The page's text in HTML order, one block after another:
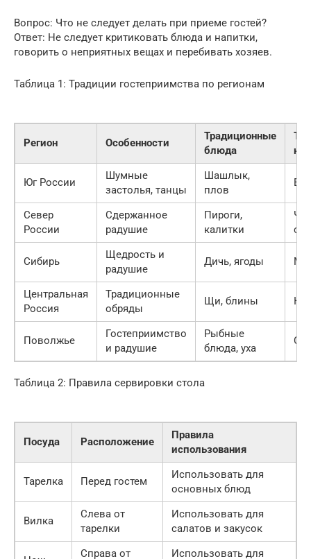
Вопрос: Что не следует делать при приеме гостей?
Ответ: Не следует критиковать блюда и напитки,
говорить о неприятных вещах и перебивать хозяев.
Таблица 1: Традиции гостеприимства по регионам
Регион Особенности
Традиционные
блюда
Юг России
Шумные
застолья, танцы
Шашлык,
плов
Север
России
Сдержанное
радушие
Пироги,
калитки
Сибирь
Щедрость и
радушие
Дичь, ягоды
Центральная
Россия
Традиционные
обряды
Щи, блины
Поволжье
Гостеприимство
и радушие
Рыбные
блюда, уха
Таблица 2: Правила сервировки стола
Посуда Расположение
Правила
использования
Тарелка Перед гостем
Использовать для
основных блюд
Вилка
Слева от
тарелки
Использовать для
салатов и закусок
Справа от Использовать для